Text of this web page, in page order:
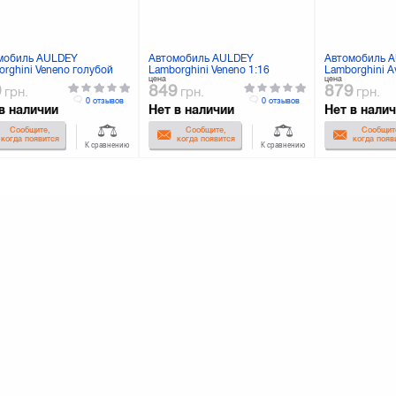
AULDEY
Veneno голубой
8)
грн.
наличии
Сообщите,
когда появится
0 отзывов
К сравнению
Автомобиль AULDEY
Lamborghini Veneno 1:16
(LC258060-8B)
цена
849 грн.
Нет в наличии
Сообщите,
когда появится
0 отзывов
К сравнению
Автомобиль
Lamborghini
4 (LC258050-
цена
879 грн.
Нет в
когда